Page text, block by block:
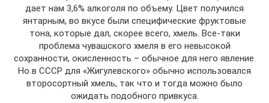
дает нам 3,6% алкоголя по объему. Цвет получился
янтарным, во вкусе были специфические фруктовые
тона, которые дал, скорее всего, хмель. Все-таки
проблема чувашского хмеля в его невысокой
сохранности, окисленность – обычное для него явление.
Но в СССР для «Жигулевского» обычно использовался
второсортный хмель, так что и тогда можно было
ожидать подобного привкуса.